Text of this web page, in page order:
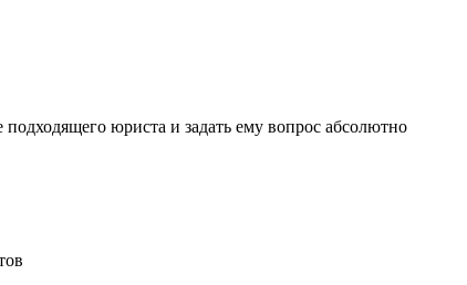
юриста и задать ему вопрос абсолютно